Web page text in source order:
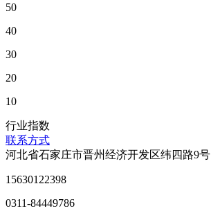
50
40
30
20
10
行业指数
联系方式
河北省石家庄市晋州经济开发区纬四路9号
15630122398
0311-84449786